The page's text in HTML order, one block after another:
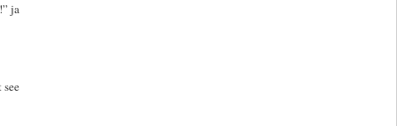
ja